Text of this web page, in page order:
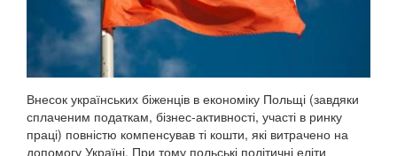
Внесок українських біженців в економіку Польщі (завдяки
сплаченим податкам, бізнес-активності, участі в ринку
праці) повністю компенсував ті кошти, які витрачено на
допомогу Україні. При тому польські політичні еліти